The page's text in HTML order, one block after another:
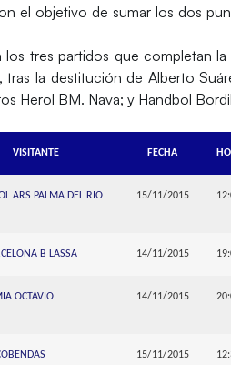
el objetivo de sumar los dos
tres partidos que completan
, tras la destitución de Alberto
Herol BM. Nava; y Handbol
VISITANTE FECHA
ARS PALMA DEL RIO 15/11/2015
B LASSA 14/11/2015
OCTAVIO 14/11/2015
15/11/2015